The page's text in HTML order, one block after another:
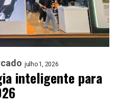
julho 1, 2026
inteligente para